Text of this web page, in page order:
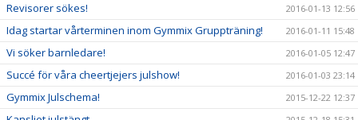
Revisorer sökes! 2016-01-13 12:56
Idag startar vårterminen inom Gymmix Gruppträning! 2016-01-11 15:48
Vi söker barnledare! 2016-01-05 12:47
Succé för våra cheertjejers julshow! 2016-01-03 23:14
Gymmix Julschema! 2015-12-22 12:37